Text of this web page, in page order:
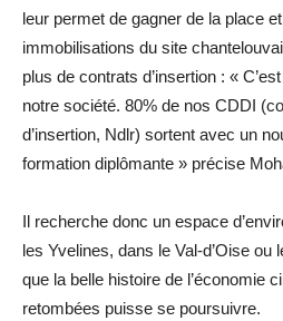
leur permet de gagner de la place
immobilisations du site
plus de contrats d’insertion : «
notre société. 80% de nos CDDI
d’insertion, Ndlr) sortent avec un
formation diplômante » précise
Il recherche donc un espace
les Yvelines, dans le Val-d’Oise ou
que la belle histoire de l’économie
retombées puisse se ­poursuivre.